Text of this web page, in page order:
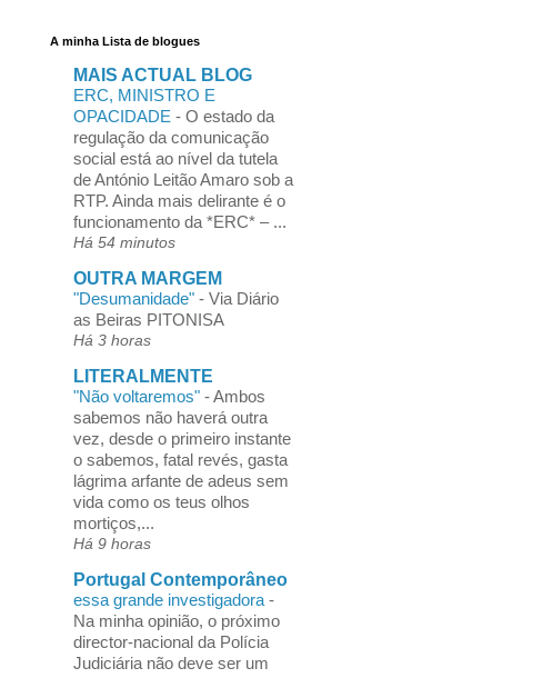
A minha Lista de blogues
MAIS ACTUAL BLOG
ERC, MINISTRO E
OPACIDADE - O estado da
regulação da comunicação
social está ao nível da tutela
de António Leitão Amaro sob a
RTP. Ainda mais delirante é o
funcionamento da *ERC* – ...
Há 54 minutos
OUTRA MARGEM
"Desumanidade" - Via Diário
as Beiras PITONISA
Há 3 horas
LITERALMENTE
"Não voltaremos" -Ambos
sabemos não haverá outra
vez, desde o primeiro instante
o sabemos, fatal revés, gasta
lágrima arfante de adeus sem
vida como os teus olhos
mortiços,...
Há 9 horas
Portugal Contemporâneo
essa grande investigadora -
Na minha opinião, o próximo
director-nacional da Polícia
Judiciária não deve ser um